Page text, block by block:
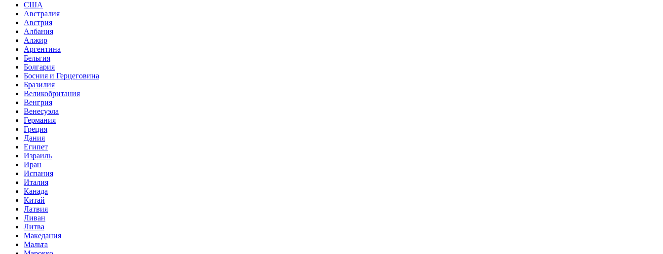
США
Австралия
Австрия
Албания
Алжир
Аргентина
Бельгия
Болгария
Босния и Герцеговина
Бразилия
Великобритания
Венгрия
Венесуэла
Германия
Греция
Дания
Египет
Израиль
Иран
Испания
Италия
Канада
Китай
Латвия
Ливан
Литва
Македания
Мальта